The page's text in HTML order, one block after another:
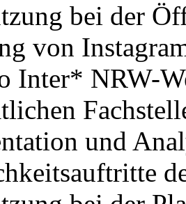
bei der
von
Inter* NRW-
und